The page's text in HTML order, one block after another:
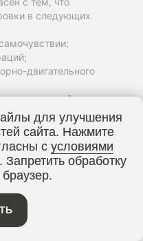
в следующих
двигательного
сосудистой системы;
вен.
за причинение
и его
подопечных), если они
Заказчика, в том
врачей и
детям (либо
для улучшения
сайта. Нажмите
с условиями
. Запретить обработку